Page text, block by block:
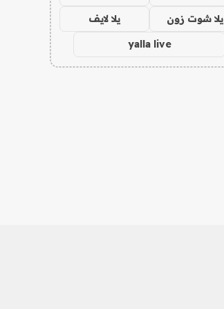
يلا شوت زون يلا لايف
yalla live